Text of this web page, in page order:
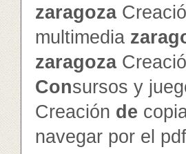
zaragoza
multimedia
zaragoza
Consursos y
Creación de
navegar por el pdf